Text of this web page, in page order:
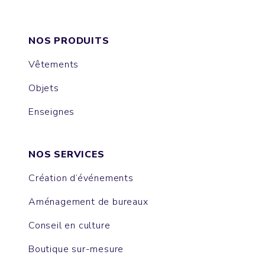
NOS PRODUITS
Vêtements
Objets
Enseignes
NOS SERVICES
Création d’événements
Aménagement de bureaux
Conseil en culture
Boutique sur-mesure